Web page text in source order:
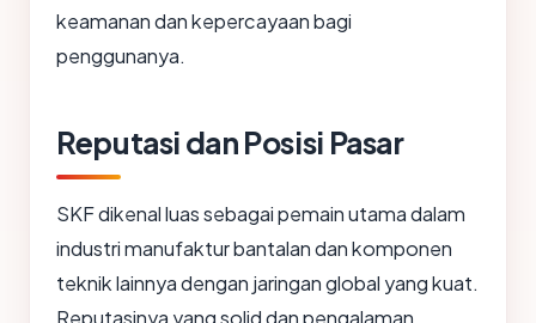
keamanan dan kepercayaan bagi
penggunanya.
Reputasi dan Posisi Pasar
SKF dikenal luas sebagai pemain utama dalam
industri manufaktur bantalan dan komponen
teknik lainnya dengan jaringan global yang kuat.
Reputasinya yang solid dan pengalaman